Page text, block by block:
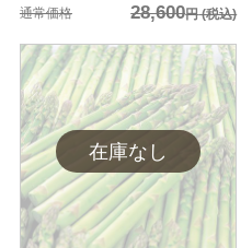
通常価格 28,600円(税込)